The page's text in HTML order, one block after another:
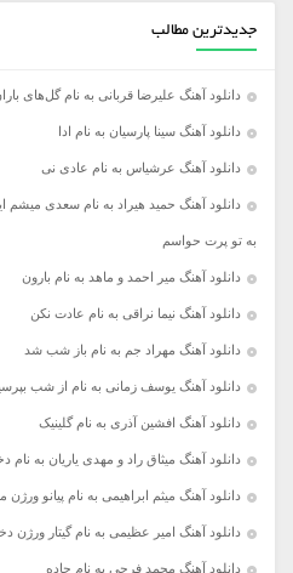
جدیدترین مطالب
دانلود آهنگ علیرضا قربانی به نام گل‌های
دانلود آهنگ سینا پارسیان به نام ادا
دانلود آهنگ عرشیاس به نام عادی نی
دانلود آهنگ حمید هیراد به نام سعدی میشم
به تو پرت حواسم
دانلود آهنگ میر احمد و ماهد به نام بارون
دانلود آهنگ نیما نراقی به نام عادت نکن
دانلود آهنگ مهراد جم به نام باز شب شد
دانلود آهنگ یوسف زمانی به نام از شب
دانلود آهنگ افشین آذری به نام گلینیک
دانلود آهنگ میثاق راد و مهدی یاریان به
دانلود آهنگ میثم ابراهیمی به نام پیانو
دانلود آهنگ امیر عظیمی به نام گیتار ورژن
دانلود آهنگ محمد فرجی به نام جاده